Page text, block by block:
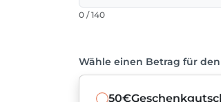
0 / 140
Wähle einen Betrag für
50€